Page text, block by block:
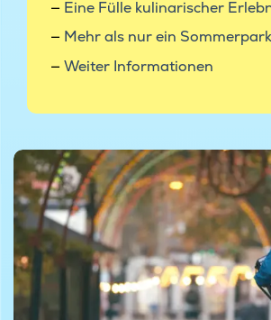
Eine Fülle kulinarischer
Mehr als nur ein Sommerpark
Weiter Informationen